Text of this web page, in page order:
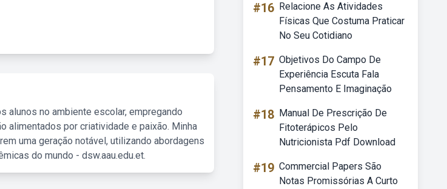
alunos no ambiente escolar, empregando
alimentados por criatividade e paixão. Minha
uma geração notável, utilizando abordagens
do mundo - dsw.aau.edu.et.
#16 Relacione As Atividades
Físicas Que Costuma Praticar
No Seu Cotidiano
#17 Objetivos Do Campo De
Experiência Escuta Fala
Pensamento E Imaginação
#18 Manual De Prescrição De
Fitoterápicos Pelo
Nutricionista Pdf Download
#19 Commercial Papers São
Notas Promissórias A Curto